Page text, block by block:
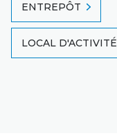
ENTREPÔT
LOCAL D'ACTIVITÉ